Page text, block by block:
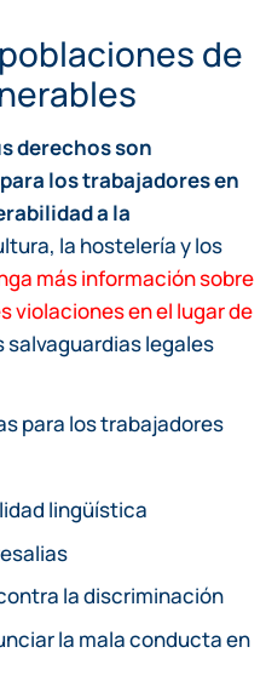
de
derechos son
los trabajadores en
a la
la hostelería y los
más información sobre
violaciones en el lugar de
salvaguardias legales
para los trabajadores
lingüística
la discriminación
la mala conducta en